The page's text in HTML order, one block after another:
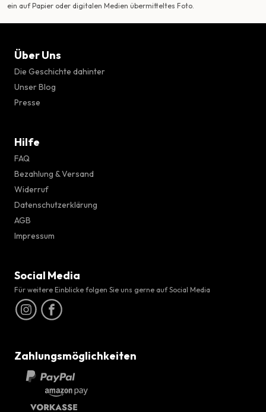
ein auf Papier oder digitalen Medien übermitteltes Foto.
Über Uns
Die Geschichte dahinter
Unser Blog
Presse
Hilfe
FAQ
Bezahlung & Versand
Widerruf
Datenschutzerklärung
AGB
Impressum
Social Media
Für weitere Einblicke folgen Sie uns gerne auf Social Media
Zahlungsmöglichkeiten